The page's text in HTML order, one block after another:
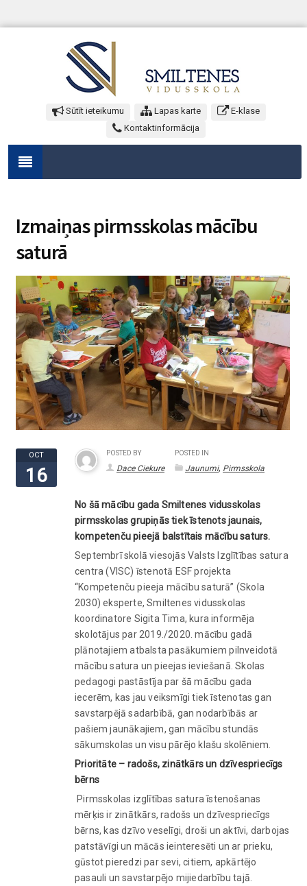
Sūtīt ieteikumu Lapas karte
E-klase
Kontaktinformācija
Izmaiņas pirmsskolas mācību
saturā
OCT
16
POSTED BY
Dace Ciekure
POSTED IN
Jaunumi, Pirmsskola
No šā mācību gada Smiltenes vidusskolas
pirmsskolas grupiņās tiek īstenots jaunais,
kompetenču pieejā balstītais mācību saturs.
Septembrī skolā viesojās Valsts Izglītības satura
centra (VISC) īstenotā ESF projekta
“Kompetenču pieeja mācību saturā” (Skola
2030) eksperte, Smiltenes vidusskolas
koordinatore Sigita Tima, kura informēja
skolotājus par 2019./2020. mācību gadā
plānotajiem atbalsta pasākumiem pilnveidotā
mācību satura un pieejas ieviešanā. Skolas
pedagogi pastāstīja par šā mācību gada
iecerēm, kas jau veiksmīgi tiek īstenotas gan
savstarpējā sadarbībā, gan nodarbībās ar
pašiem jaunākajiem, gan mācību stundās
sākumskolas un visu pārējo klašu skolēniem.
Prioritāte – radošs, zinātkārs un dzīvespriecīgs
bērns
Pirmsskolas izglītības satura īstenošanas
mērķis ir zinātkārs, radošs un dzīvespriecīgs
bērns, kas dzīvo veselīgi, droši un aktīvi, darbojas
patstāvīgi un mācās ieinteresēti un ar prieku,
gūstot pieredzi par sevi, citiem, apkārtējo
pasauli un savstarpējo mijiedarbību tajā.